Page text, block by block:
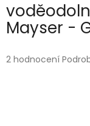
Mayser -
Průměrné
2 hodnocení